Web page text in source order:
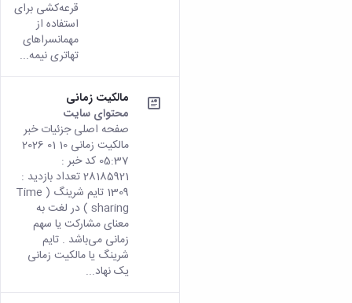
قرعه‌کشی برای
استفاده از
مهمانسراهای
تهاتری نیمه...
مالکیت زمانی
محتوای سایت
صفحه اصلی جزئیات خبر
مالکیت زمانی 10 01 2026
05:37 کد خبر :
28185921 تعداد بازدید :
1309 تایم شرینگ ( Time
sharing ) در لغت به
معنای مشارکت یا سهم
زمانی می‌باشد . تایم
شرینگ یا مالکیت زمانی
یک نهاد...